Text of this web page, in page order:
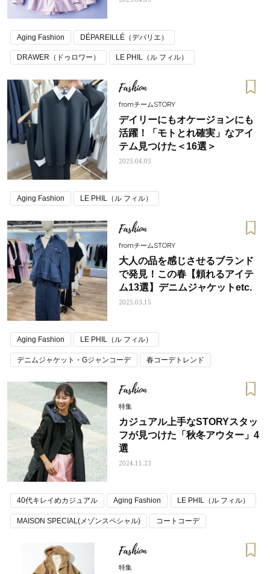
Aging Fashion DÉPAREILLÉ（デパリエ）
DRAWER（ドゥロワー） LE PHIL（ル フィル）
春コーデ トレンド
Fashion
fromチームSTORY
デイリーにもオケージョンにも
活躍！「モトとれ確実」なアイ
テム見つけた＜16選＞
2025.04.05
Aging Fashion LE PHIL（ル フィル）
Fashion
fromチームSTORY
大人の品を感じさせるブランド
で発見！この春【頼れるアイテ
ム13選】デニムジャケットetc.
2025.03.15
Aging Fashion LE PHIL（ル フィル）
デニムジャケット・Gジャンコーデ 春コーデトレンド
Fashion
特集
カジュアル上手なSTORYスタッ
フが見つけた「秋冬アウター」4
選
2024.11.23
40代キレイめカジュアル Aging Fashion LE PHIL（ル フィル）
MAISON SPECIAL(メゾンスペシャル) コートコーデ
大人カジュアル
秋コーデ トレンド
Fashion
特集